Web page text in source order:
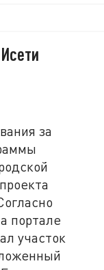
за
портале
участок